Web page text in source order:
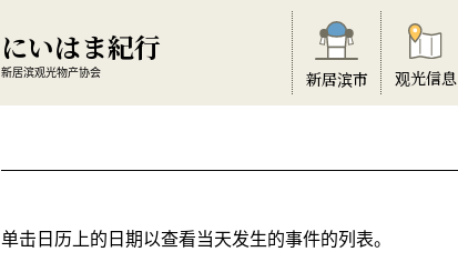
にいはま紀行
新居滨观光物产协会 新居滨市 观光信息
单击日历上的日期以查看当天发生的事件的列表。